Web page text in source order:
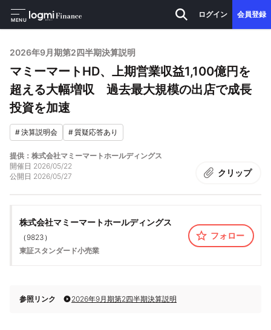
MENU
ログイン 会員登録
2026年9月期第2四半期決算説明
マミーマートHD、上期営業収益1,100億円を
超える大幅増収 過去最大規模の出店で成長
投資を加速
#決算説明会 #質疑応答あり
提供：株式会社マミーマートホールディングス
開催日 2026/05/22
公開日 2026/05/27 クリップ
株式会社マミーマートホールディングス
（ 9823 ）
東証スタンダード小売業
フォロー
参照リンク 2026年9月期第2四半期決算説明